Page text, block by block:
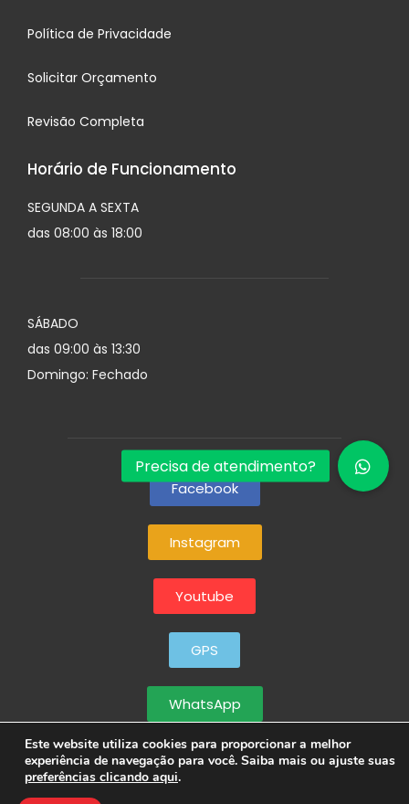
Política de Privacidade
Solicitar Orçamento
Revisão Completa
Horário de Funcionamento
SEGUNDA A SEXTA
das 08:00 às 18:00
SÁBADO
das 09:00 às 13:30
Domingo: Fechado
Facebook
Instagram
Youtube
GPS
WhatsApp
Este website utiliza cookies para proporcionar a melhor
experiência de navegação para você. Saiba mais ou ajuste suas
preferências clicando aqui.